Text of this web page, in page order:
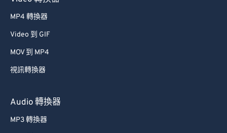
MP4 轉換器
Video 到 GIF
MOV 到 MP4
視訊轉換器
Audio 轉換器
MP3 轉換器